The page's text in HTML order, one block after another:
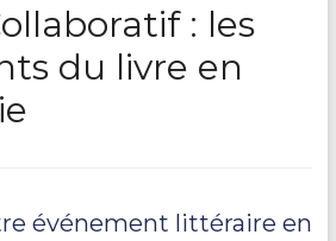
: les
du livre en
événement littéraire en